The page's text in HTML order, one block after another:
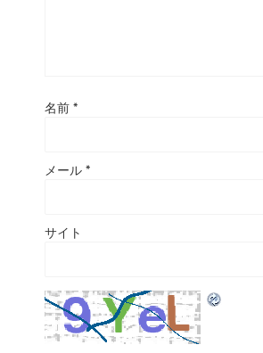
名前 *
メール *
サイト